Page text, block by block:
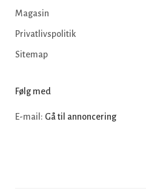
Magasin
Privatlivspolitik
Sitemap
Følg med
E-mail: Gå til annoncering